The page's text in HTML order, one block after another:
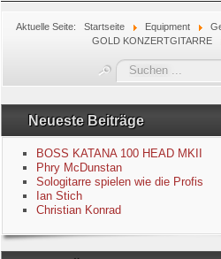
Equipment
GuitarBlog
Kontakt
Impressum
Aktuelle Seite: Startseite Equipment
GOLD KONZERTGITARRE
Suchen
...
Neueste Beiträge
BOSS KATANA 100 HEAD MKII
Phry McDunstan
Sologitarre spielen wie die Profis
Ian Stich
Christian Konrad